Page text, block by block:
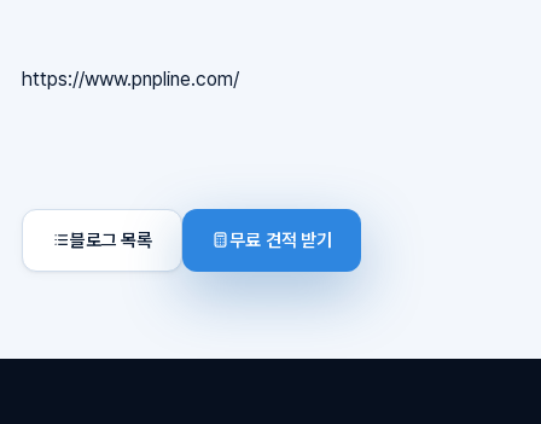
https://www.pnpline.com/
블로그 목록 무료 견적 받기